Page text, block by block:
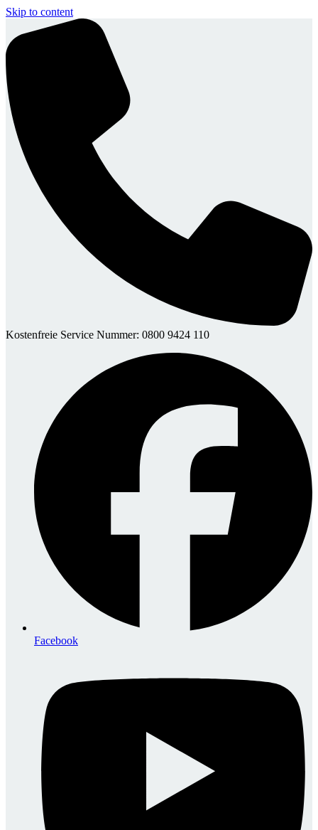
Skip to content
Kostenfreie Service Nummer: 0800 9424 110
Facebook